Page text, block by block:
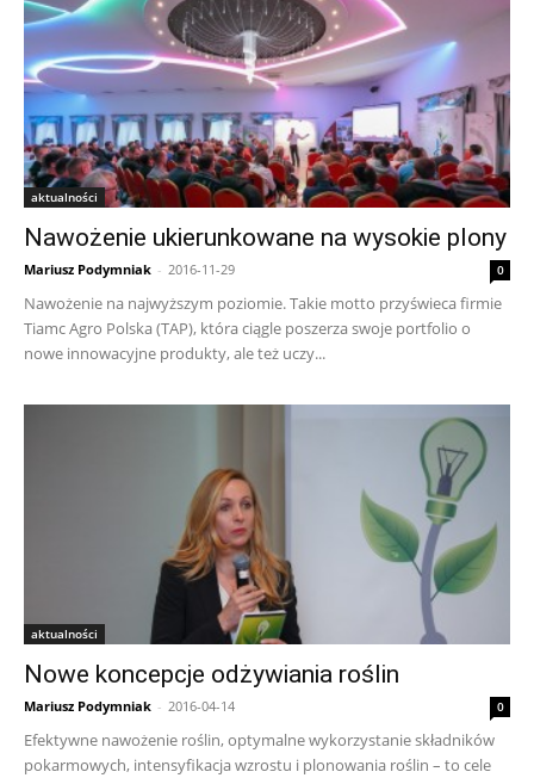
aktualności
Nawożenie ukierunkowane na wysokie plony
Mariusz Podymniak - 2016-11-29 0
Nawożenie na najwyższym poziomie. Takie motto przyświeca firmie
Tiamc Agro Polska (TAP), która ciągle poszerza swoje portfolio o
nowe innowacyjne produkty, ale też uczy...
aktualności
Nowe koncepcje odżywiania roślin
Mariusz Podymniak - 2016-04-14 0
Efektywne nawożenie roślin, optymalne wykorzystanie składników
pokarmowych, intensyfikacja wzrostu i plonowania roślin – to cele